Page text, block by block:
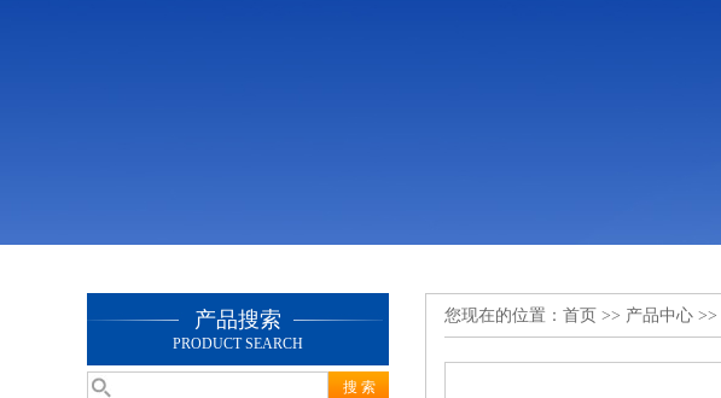
产品搜索
PRODUCT SEARCH
您现在的位置： 首页 >> 产品中心 >>